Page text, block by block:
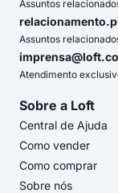
Assuntos
Assuntos
Atendimento
Sobre a Loft
Central de Ajuda
Como vender
Como comprar
Sobre nós